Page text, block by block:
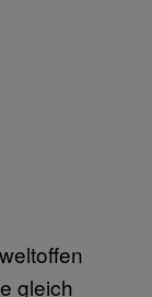
gleich